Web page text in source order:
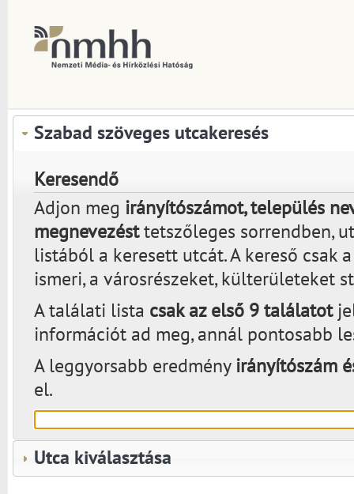
Szabad szöveges utcakeresés
Keresendő
Adjon meg irányítószámot, település
megnevezésttetszőleges sorrendben,
listából a keresett utcát. A kereső csak
ismeri, a városrészeket, külterületeket
A találati lista csak az első 9 találatot
információt ad meg, annál pontosabb
A leggyorsabb eredmény irányítószám
el.
Utca kiválasztása